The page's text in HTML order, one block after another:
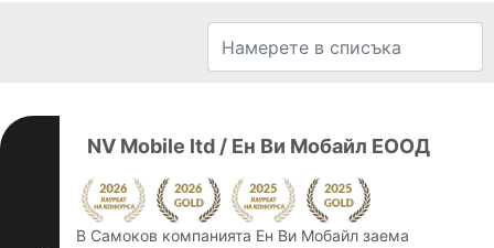
NV Mobile ltd / Ен Ви Мобайл ЕООД
В Самоков компанията Ен Ви Мобайл заема